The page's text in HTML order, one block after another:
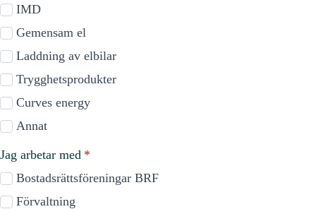
IMD
Gemensam el
Laddning av elbilar
Trygghetsprodukter
Curves energy
Annat
Jag arbetar med *
Bostadsrättsföreningar BRF
Förvaltning